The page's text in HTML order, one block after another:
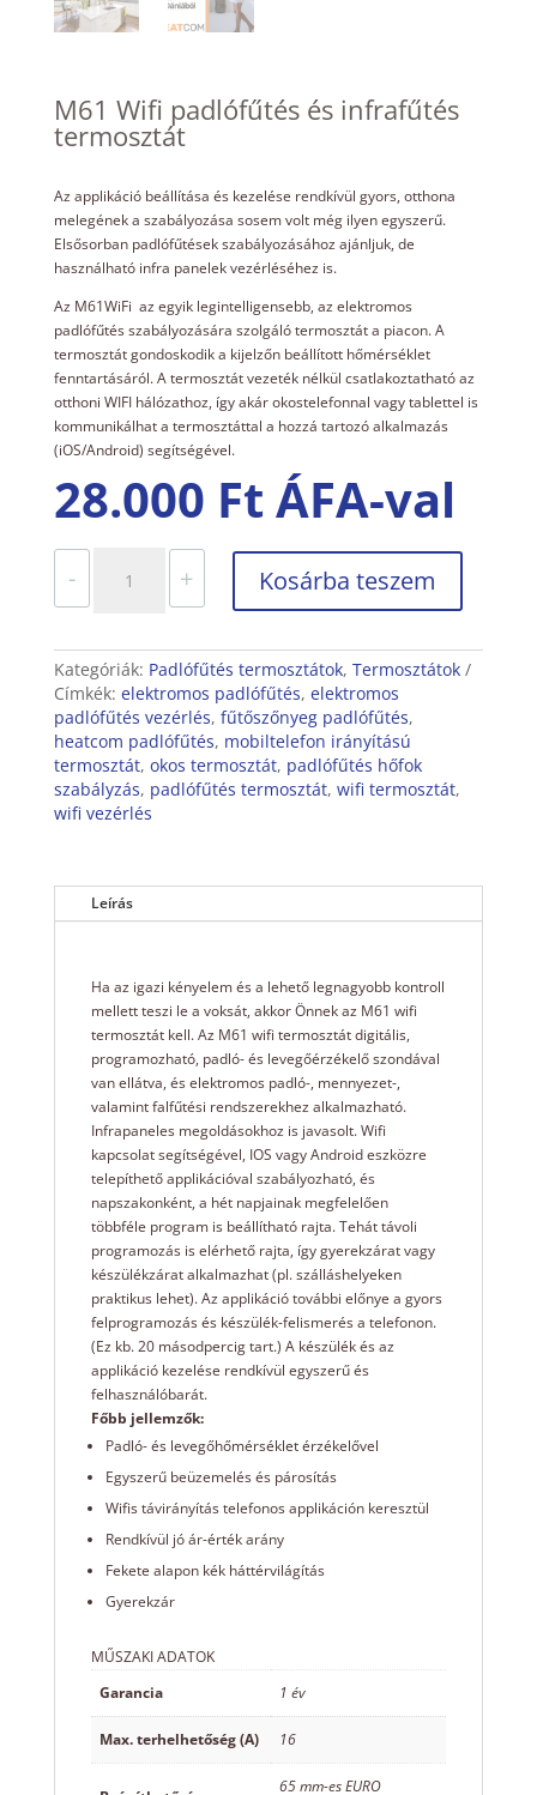
M61 Wifi padlófűtés és infrafűtés
termosztát
Az applikáció beállítása és kezelése rendkívül gyors, otthona
melegének a szabályozása sosem volt még ilyen egyszerű.
Elsősorban padlófűtések szabályozásához ajánljuk, de
használható infra panelek vezérléséhez is.
Az M61WiFi az egyik legintelligensebb, az elektromos
padlófűtés szabályozására szolgáló termosztát a piacon. A
termosztát gondoskodik a kijelzőn beállított hőmérséklet
fenntartásáról. A termosztát vezeték nélkül csatlakoztatható az
otthoni WIFI hálózathoz, így akár okostelefonnal vagy tablettel is
kommunikálhat a termosztáttal a hozzá tartozó alkalmazás
(iOS/Android) segítségével.
28.000 Ft ÁFA-val
-
infrafűtés
termosztát
mennyiség
+ Kosárba teszem
Kategóriák: Padlófűtés termosztátok, Termosztátok
Címkék: elektromos padlófűtés, elektromos
padlófűtés vezérlés, fűtőszőnyeg padlófűtés,
heatcom padlófűtés, mobiltelefon irányítású
termosztát, okos termosztát, padlófűtés hőfok
szabályzás, padlófűtés termosztát, wifi termosztát,
wifi vezérlés
Leírás
Ha az igazi kényelem és a lehető legnagyobb kontroll
mellett teszi le a voksát, akkor Önnek az M61 wifi
termosztát kell. Az M61 wifi termosztát digitális,
programozható, padló- és levegőérzékelő szondával
van ellátva, és elektromos padló-, mennyezet-,
valamint falfűtési rendszerekhez alkalmazható.
Infrapaneles megoldásokhoz is javasolt. Wifi
kapcsolat segítségével, IOS vagy Android eszközre
telepíthető applikációval szabályozható, és
napszakonként, a hét napjainak megfelelően
többféle program is beállítható rajta. Tehát távoli
programozás is elérhető rajta, így gyerekzárat vagy
készülékzárat alkalmazhat (pl. szálláshelyeken
praktikus lehet). Az applikáció további előnye a gyors
felprogramozás és készülék-felismerés a telefonon.
(Ez kb. 20 másodpercig tart.) A készülék és az
applikáció kezelése rendkívül egyszerű és
felhasználóbarát.
Főbb jellemzők:
Padló- és levegőhőmérséklet érzékelővel
Egyszerű beüzemelés és párosítás
Wifis távirányítás telefonos applikáción keresztül
Rendkívül jó ár-érték arány
Fekete alapon kék háttérvilágítás
Gyerekzár
MŰSZAKI ADATOK
Garancia
1 év
Max. terhelhetőség (A) 16
65 mm-es EURO